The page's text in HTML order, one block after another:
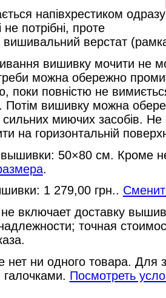
напівхрестиком одразу
не потрібні, проте
вишивальний верстат
вишивку мочити не
можна обережно
поки повністю не
Потім вишивку можна
сильних миючих засобів.
на горизонтальній
вышивки: 50×80 см. Кроме
.
1 279,00 грн..
включает доставку
точная
нет ни одного товара. Для
Посмотреть